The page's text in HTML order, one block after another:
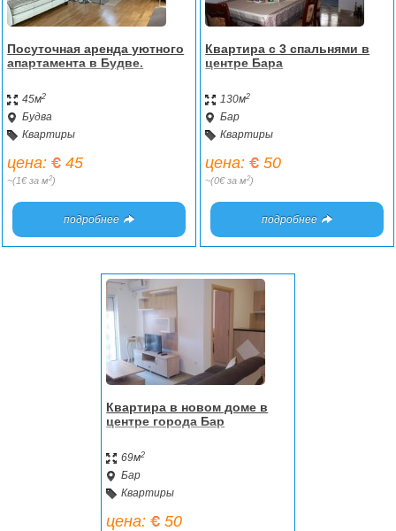
Посуточная аренда уютного
апартамента в Будве.
45м2
Будва
Квартиры
цена: 45
~(1€ за м2)
подробнее
Квартира с 3 спальнями в
центре Бара
130м2
Бар
Квартиры
цена: 50
~(0€ за м2)
подробнее
Квартира в новом доме в
центре города Бар
69м2
Бар
Квартиры
цена: 50